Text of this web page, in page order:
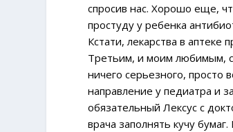
спросив нас. Хорошо еще,
простуду у ребенка
Кстати, лекарства в аптеке
Третьим, и моим любимым,
ничего серьезного, просто
направление у педиатра и
обязательный Лексус с
врача заполнять кучу